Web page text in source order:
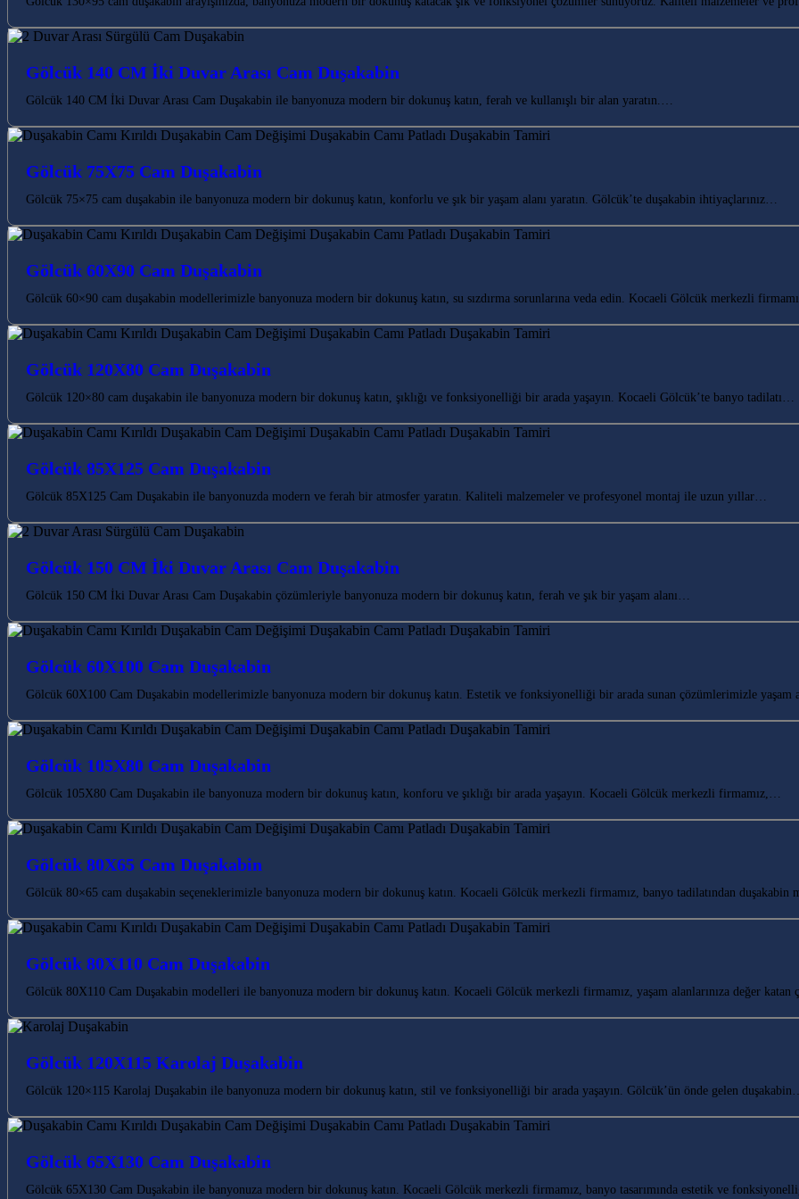
Gölcük 140 CM İki Duvar Arası Cam Duşakabin
Gölcük 140 CM İki Duvar Arası Cam Duşakabin ile banyonuza modern bir dokunuş katın, ferah ve kullanışlı bir alan yaratın.…
Gölcük 75X75 Cam Duşakabin
Gölcük 75×75 cam duşakabin ile banyonuza modern bir dokunuş katın, konforlu ve şık bir yaşam alanı yaratın. Gölcük’te duşakabin ihtiyaçlarınız…
Gölcük 60X90 Cam Duşakabin
Gölcük 60×90 cam duşakabin modellerimizle banyonuza modern bir dokunuş katın, su sızdırma sorunlarına veda edin. Kocaeli Gölcük merkezli
Gölcük 120X80 Cam Duşakabin
Gölcük 120×80 cam duşakabin ile banyonuza modern bir dokunuş katın, şıklığı ve fonksiyonelliği bir arada yaşayın. Kocaeli Gölcük’te banyo tadilatı…
Gölcük 85X125 Cam Duşakabin
Gölcük 85X125 Cam Duşakabin ile banyonuzda modern ve ferah bir atmosfer yaratın. Kaliteli malzemeler ve profesyonel montaj ile uzun yıllar…
Gölcük 150 CM İki Duvar Arası Cam Duşakabin
Gölcük 150 CM İki Duvar Arası Cam Duşakabin çözümleriyle banyonuza modern bir dokunuş katın, ferah ve şık bir yaşam alanı…
Gölcük 60X100 Cam Duşakabin
Gölcük 60X100 Cam Duşakabin modellerimizle banyonuza modern bir dokunuş katın. Estetik ve fonksiyonelliği bir arada sunan çözümlerimizle yaşam
Gölcük 105X80 Cam Duşakabin
Gölcük 105X80 Cam Duşakabin ile banyonuza modern bir dokunuş katın, konforu ve şıklığı bir arada yaşayın. Kocaeli Gölcük merkezli firmamız,…
Gölcük 80X65 Cam Duşakabin
Gölcük 80×65 cam duşakabin seçeneklerimizle banyonuza modern bir dokunuş katın. Kocaeli Gölcük merkezli firmamız, banyo tadilatından duşakabin
Gölcük 80X110 Cam Duşakabin
Gölcük 80X110 Cam Duşakabin modelleri ile banyonuza modern bir dokunuş katın. Kocaeli Gölcük merkezli firmamız, yaşam alanlarınıza değer
Gölcük 120X115 Karolaj Duşakabin
Gölcük 120×115 Karolaj Duşakabin ile banyonuza modern bir dokunuş katın, stil ve fonksiyonelliği bir arada yaşayın. Gölcük’ün önde gelen
Gölcük 65X130 Cam Duşakabin
Gölcük 65X130 Cam Duşakabin ile banyonuza modern bir dokunuş katın. Kocaeli Gölcük merkezli firmamız, banyo tasarımında estetik ve